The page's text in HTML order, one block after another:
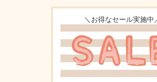
＼お得なセール実施中